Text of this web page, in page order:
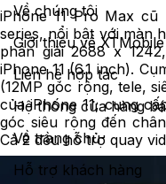
iPhone 11 Pro Max
series, nổi bật với màn
phân giải 2688 x
iPhone 11 (6.1 inch).
(12MP góc rộng, tele,
của iPhone 11, cung
góc siêu rộng đến
Cả 2 đều hỗ trợ quay
Về chúng tôi
Giới thiệu về XTMobile
Liên hệ hợp tác
Hệ thống cửa hàng
Về trang chủ
Hỗ trợ khách hàng